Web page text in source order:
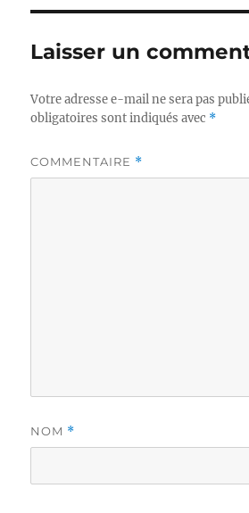
Laisser un
Votre adresse e-mail ne sera pas
obligatoires sont indiqués avec *
COMMENTAIRE *
NOM *